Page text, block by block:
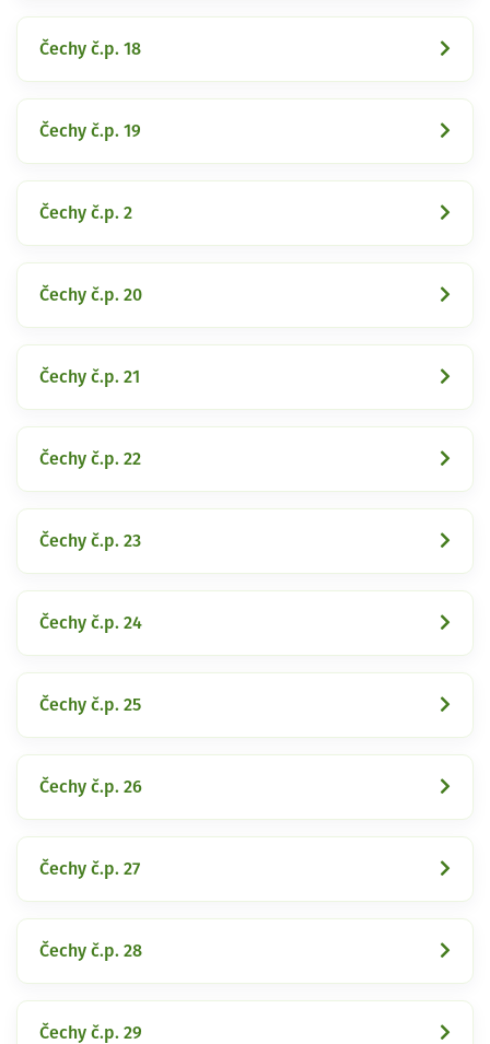
Čechy č.p. 18
Čechy č.p. 19
Čechy č.p. 2
Čechy č.p. 20
Čechy č.p. 21
Čechy č.p. 22
Čechy č.p. 23
Čechy č.p. 24
Čechy č.p. 25
Čechy č.p. 26
Čechy č.p. 27
Čechy č.p. 28
Čechy č.p. 29